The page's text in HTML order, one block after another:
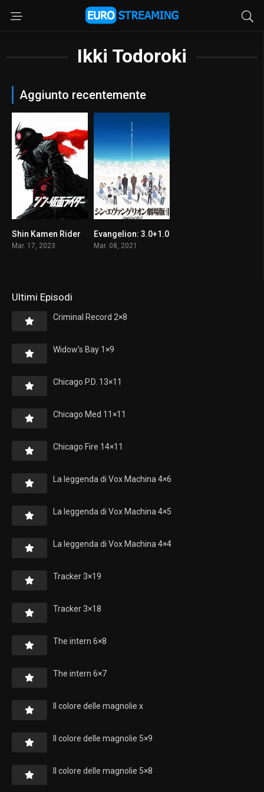
Ikki Todoroki
Aggiunto recentemente
6.6
Shin Kamen Rider
Mar. 17, 2023
8.1
Evangelion: 3.0+1.0
Mar. 08, 2021
Ultimi Episodi
Criminal Record 2×8
Widow’s Bay 1×9
Chicago P.D. 13×11
Chicago Med 11×11
Chicago Fire 14×11
La leggenda di Vox Machina 4×6
La leggenda di Vox Machina 4×5
La leggenda di Vox Machina 4×4
Tracker 3×19
Tracker 3×18
The intern 6×8
The intern 6×7
Il colore delle magnolie x
Il colore delle magnolie 5×9
Il colore delle magnolie 5×8